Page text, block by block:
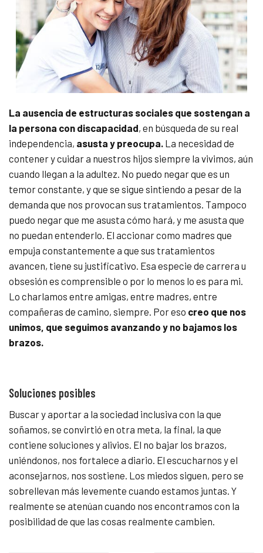
La ausencia de estructuras sociales que sostengan a
la persona con discapacidad, en búsqueda de su real
independencia, asusta y preocupa. La necesidad de
contener y cuidar a nuestros hijos siempre la vivimos, aún
cuando llegan a la adultez. No puedo negar que es un
temor constante, y que se sigue sintiendo a pesar de la
demanda que nos provocan sus tratamientos. Tampoco
puedo negar que me asusta cómo hará, y me asusta que
no puedan entenderlo. El accionar como madres que
empuja constantemente a que sus tratamientos
avancen, tiene su justificativo. Esa especie de carrera u
obsesión es comprensible o por lo menos lo es para mi.
Lo charlamos entre amigas, entre madres, entre
compañeras de camino, siempre. Por eso creo que nos
unimos, que seguimos avanzando y no bajamos los
brazos.
Soluciones posibles
Buscar y aportar a la sociedad inclusiva con la que
soñamos, se convirtió en otra meta, la final, la que
contiene soluciones y alivios. El no bajar los brazos,
uniéndonos, nos fortalece a diario. El escucharnos y el
aconsejarnos, nos sostiene. Los miedos siguen, pero se
sobrellevan más levemente cuando estamos juntas. Y
realmente se atenúan cuando nos encontramos con la
posibilidad de que las cosas realmente cambien.